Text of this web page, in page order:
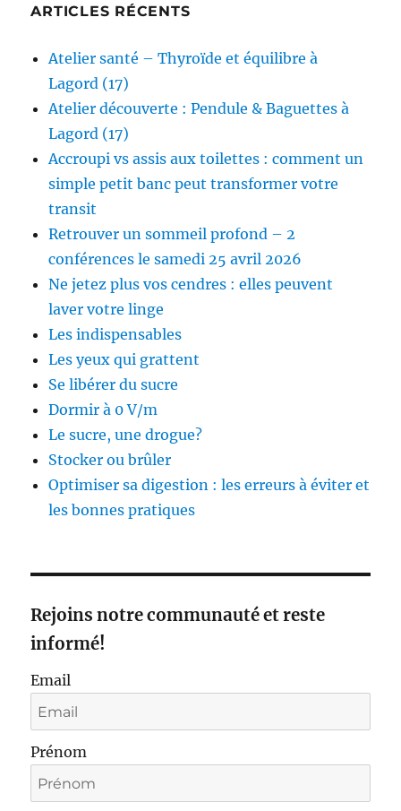
ARTICLES RÉCENTS
Atelier santé – Thyroïde et équilibre à
Lagord (17)
Atelier découverte : Pendule & Baguettes à
Lagord (17)
Accroupi vs assis aux toilettes : comment un
simple petit banc peut transformer votre
transit
Retrouver un sommeil profond – 2
conférences le samedi 25 avril 2026
Ne jetez plus vos cendres : elles peuvent
laver votre linge
Les indispensables
Les yeux qui grattent
Se libérer du sucre
Dormir à 0 V/m
Le sucre, une drogue?
Stocker ou brûler
Optimiser sa digestion : les erreurs à éviter et
les bonnes pratiques
Rejoins notre communauté et reste
informé!
Email
Prénom